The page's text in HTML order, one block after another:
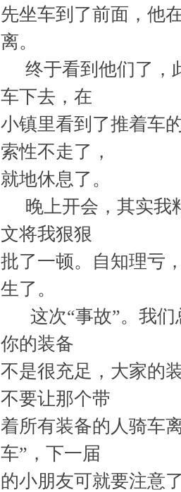
先坐车到了前面，他
离。
终于看到他们了，
车下去，在
小镇里看到了推着车
索性不走了，
就地休息了。
晚上开会，其实我
文将我狠狠
批了一顿。自知理亏
生了。
这次“事故”。我们
你的装备
不是很充足，大家的
不要让那个带
着所有装备的人骑车
车”，下一届
的小朋友可就要注意